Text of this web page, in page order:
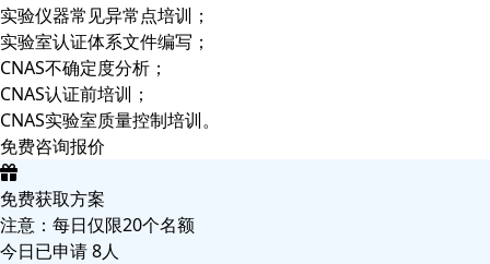
实验仪器常见异常点培训；
实验室认证体系文件编写；
CNAS不确定度分析；
CNAS认证前培训；
CNAS实验室质量控制培训。
免费咨询报价
免费获取方案
注意：每日仅限20个名额
今日已申请8人